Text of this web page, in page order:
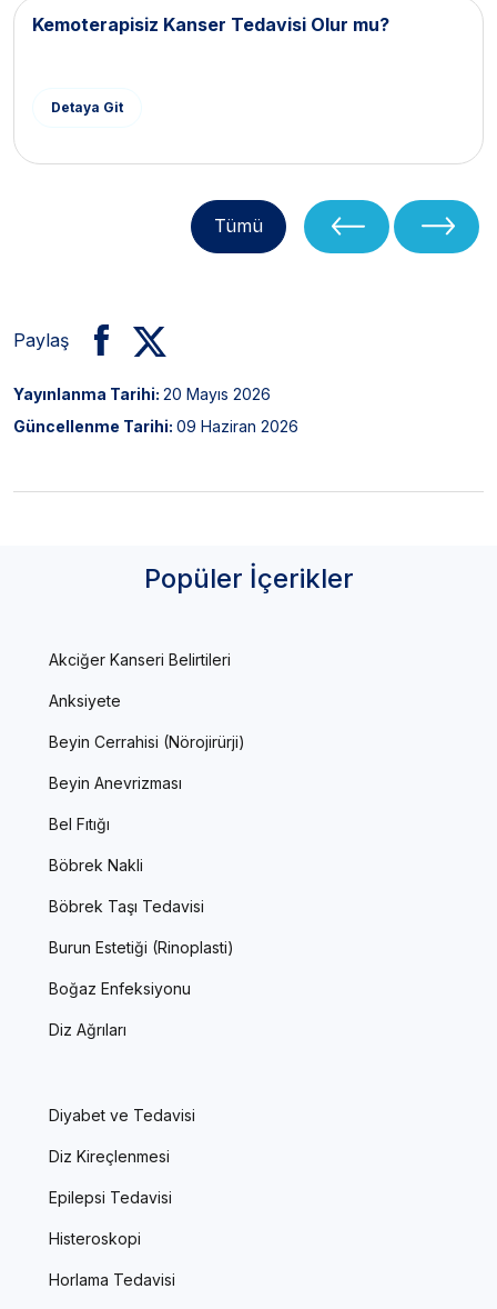
Kemoterapisiz Kanser Tedavisi Olur mu?
Detaya Git
Tümü
Paylaş
Yayınlanma Tarihi: 20 Mayıs 2026
Güncellenme Tarihi: 09 Haziran 2026
Popüler İçerikler
Akciğer Kanseri Belirtileri
Anksiyete
Beyin Cerrahisi (Nörojirürji)
Beyin Anevrizması
Bel Fıtığı
Böbrek Nakli
Böbrek Taşı Tedavisi
Burun Estetiği (Rinoplasti)
Boğaz Enfeksiyonu
Diz Ağrıları
Diyabet ve Tedavisi
Diz Kireçlenmesi
Epilepsi Tedavisi
Histeroskopi
Horlama Tedavisi